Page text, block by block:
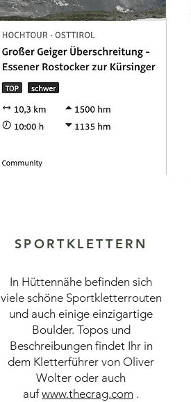
SPORTKLETTERN
In Hüttennähe befinden sich
viele schöne Sportkletterrouten
und auch einige einzigartige
Boulder. Topos und
Beschreibungen findet Ihr in
dem Kletterführer von Oliver
Wolter oder auch
aufwww.thecrag.com .